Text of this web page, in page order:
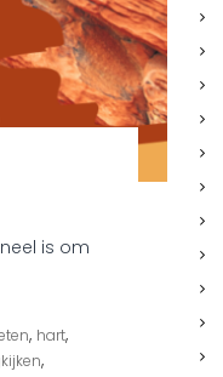
is om
, hart,
,